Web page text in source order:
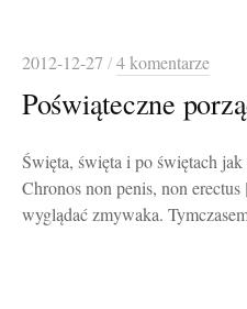
2012-12-27 /4 komentarze
Poświąteczne
Święta, święta i po świętach
Chronos non penis, non
wyglądać zmywaka.